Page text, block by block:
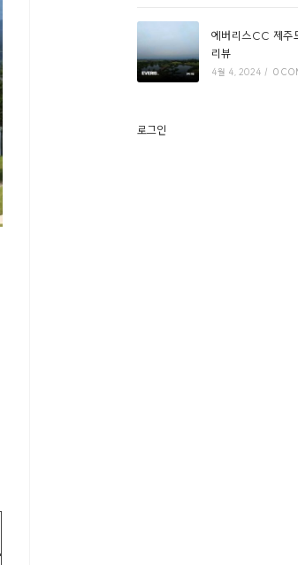
에버리스CC 제주
리뷰
4월 4, 2024 / 0
로그인